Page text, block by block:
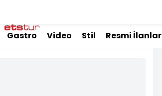
Gastro Video Stil Resmi İlanlar